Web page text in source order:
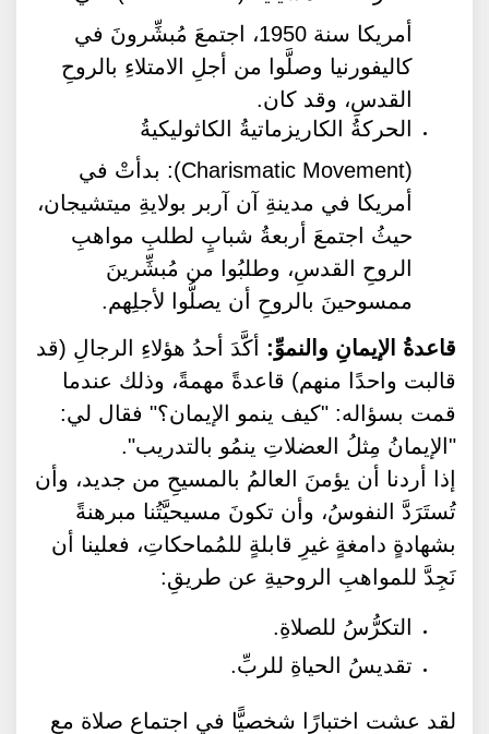
أمريكا سنة 1950، اجتمعَ مُبشِّرونَ في
كاليفورنيا وصلَّوا من أجلِ الامتلاءِ بالروحِ
القدسِ، وقد كان.
الحركةُ الكاريزماتيةُ الكاثوليكيةُ
(Charismatic Movement): بدأتْ في
أمريكا في مدينةِ آن آربر بولايةِ ميتشيجان،
حيثُ اجتمعَ أربعةُ شبابٍ لطلبِ مواهبِ
الروحِ القدسِ، وطلبُوا من مُبشِّرينَ
ممسوحينَ بالروحِ أن يصلُّوا لأجلِهم.
قاعدةُ الإيمانِ والنموِّ: أكَّدَ أحدُ هؤلاءِ الرجالِ (قد
قالبت واحدًا منهم) قاعدةً مهمةً، وذلك عندما
قمت بسؤاله: "كيف ينمو الإيمان؟" فقال لي:
"الإيمانُ مِثلُ العضلاتِ ينمُو بالتدريب".
إذا أردنا أن يؤمنَ العالمُ بالمسيحِ من جديد، وأن
تُستَرَدَّ النفوسُ، وأن تكونَ مسيحيَّتُنا مبرهنةً
بشهادةٍ دامغةٍ غيرِ قابلةٍ للمُماحكاتِ، فعلينا أن
نَجِدَّ للمواهبِ الروحيةِ عن طريقِ:
التكرُّسُ للصلاةِ.
تقديسُ الحياةِ للربِّ.
لقد عشت اختبارًا شخصيًّا في اجتماعِ صلاة مع